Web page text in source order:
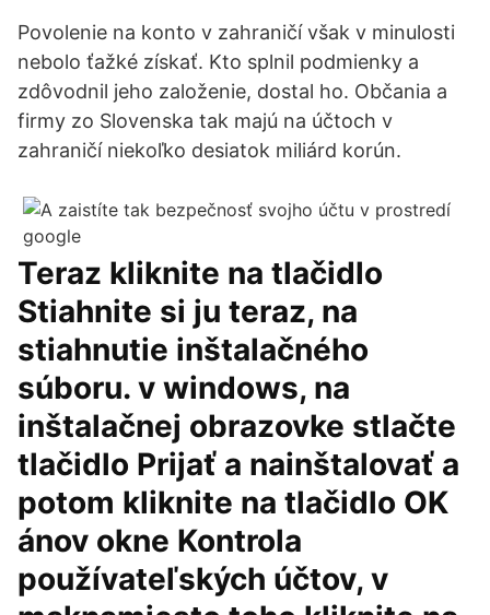
Povolenie na konto v zahraničí však v minulosti
nebolo ťažké získať. Kto splnil podmienky a
zdôvodnil jeho založenie, dostal ho. Občania a
firmy zo Slovenska tak majú na účtoch v
zahraničí niekoľko desiatok miliárd korún.
Teraz kliknite na tlačidlo
Stiahnite si ju teraz, na
stiahnutie inštalačného
súboru. v windows, na
inštalačnej obrazovke stlačte
tlačidlo Prijať a nainštalovať a
potom kliknite na tlačidlo OK
ánov okne Kontrola
používateľských účtov, v